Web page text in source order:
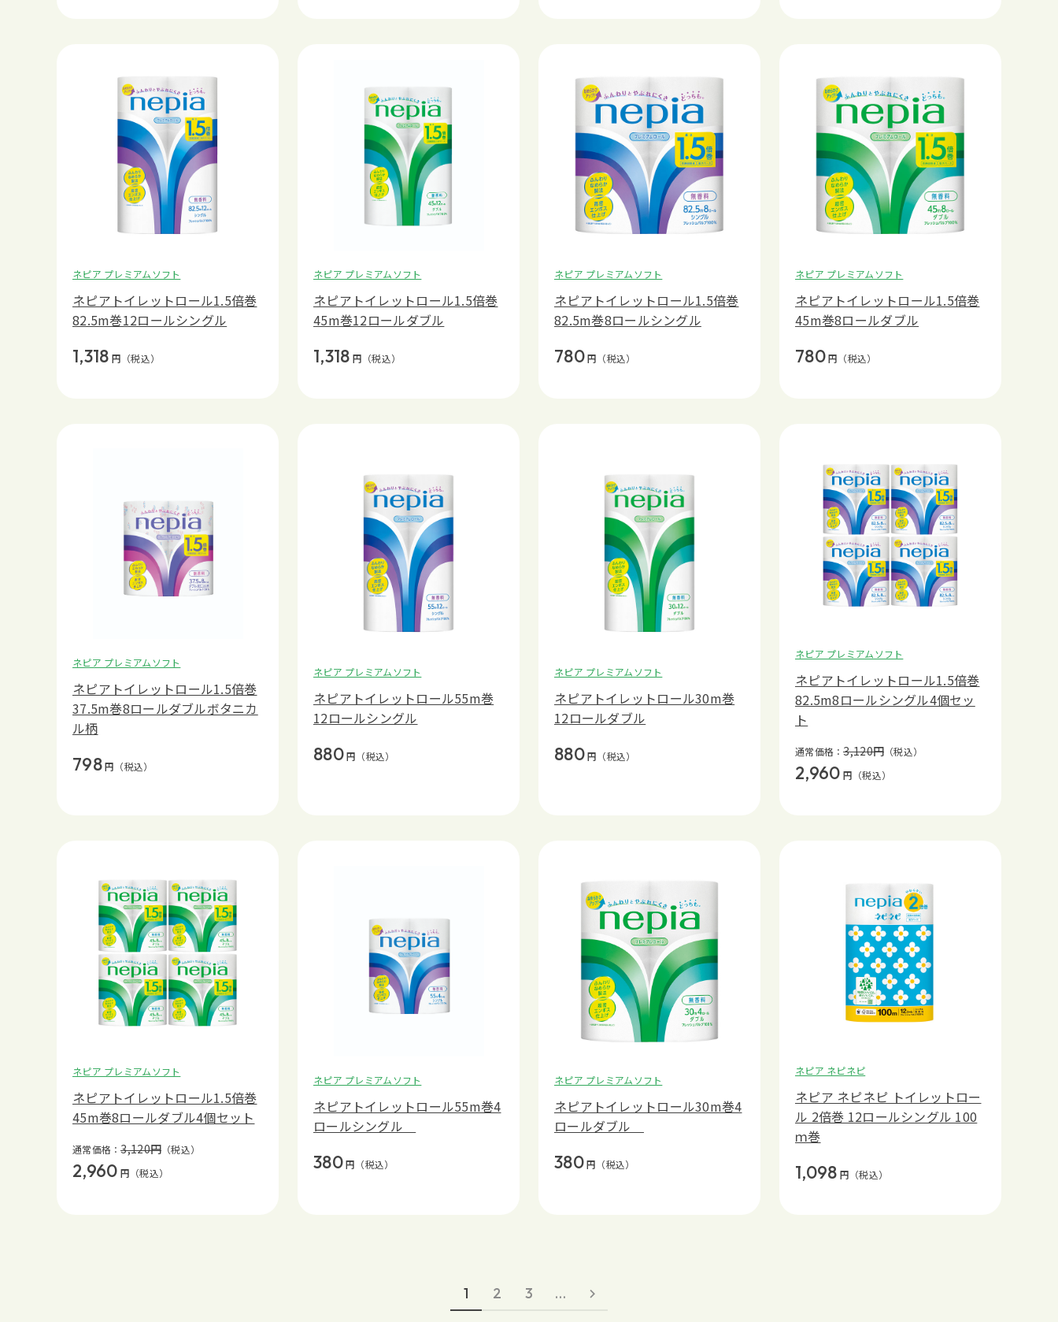
ネピア プレミアムソフト
ネピアトイレットロール1.5倍巻
82.5m巻12ロールシングル
1,318 円 （税込）
ネピア プレミアムソフト
ネピアトイレットロール1.5倍巻
45m巻12ロールダブル
1,318 円 （税込）
ネピア プレミアムソフト
ネピアトイレットロール1.5倍巻
82.5m巻8ロールシングル
780円 （税込）
ネピア プレミアムソフト
ネピアトイレットロール1.5倍巻
45m巻8ロールダブル
780円 （税込）
ネピア プレミアムソフト
ネピアトイレットロール1.5倍巻
37.5m巻8ロールダブルボタニカ
ル柄
798円 （税込）
ネピア プレミアムソフト
ネピアトイレットロール55m巻
12ロールシングル
880円 （税込）
ネピア プレミアムソフト
ネピアトイレットロール30m巻
12ロールダブル
880円 （税込）
ネピア プレミアムソフト
ネピアトイレットロール1.5倍巻
82.5m8ロールシングル4個セッ
ト
通常価格：3,120円 （税込）
2,960 円 （税込）
ネピア プレミアムソフト
ネピアトイレットロール1.5倍巻
45m巻8ロールダブル4個セット
通常価格：3,120円 （税込）
2,960 円 （税込）
ネピア プレミアムソフト
ネピアトイレットロール55m巻4
ロールシングル
380円 （税込）
ネピア プレミアムソフト
ネピアトイレットロール30m巻4
ロールダブル
380円 （税込）
ネピア ネピネピ
ネピア ネピネピ トイレットロー
ル 2倍巻 12ロールシングル 100
ｍ巻
1,098 円 （税込）
1 2 3 …